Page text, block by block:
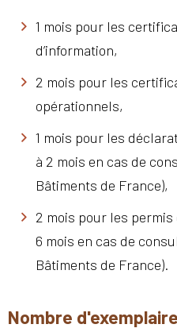
1 mois pour les
d’information,
2 mois pour les
opérationnels,
1 mois pour les
à 2 mois en cas de
Bâtiments de France),
2 mois pour les
6 mois en cas de
Bâtiments de France).
Nombre